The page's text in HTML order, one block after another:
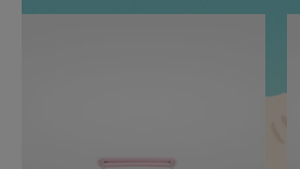
VIDEO
IST